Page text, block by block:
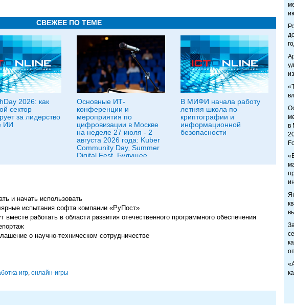
СВЕЖЕЕ ПО ТЕМЕ
2026: как
сектор
за лидерство
ИИ
Основные ИТ-
конференции и
мероприятия по
цифровизации в Москве
на неделе 27 июля - 2
августа 2026 года: Kuber
Community Day, Summer
Digital Fest, Будущее
исследований в
В МИФИ начала работу
летняя школа по
криптографии и
информационной
безопасности
и начать использовать
испытания софта компании «РуПост»
работать в области развития отечественного программного обеспечения
о научно-техническом сотрудничестве
игр, онлайн-игры
в